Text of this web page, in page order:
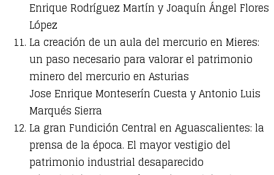
Enrique Rodríguez Martín y Joaquín Ángel Flores
López
La creación de un aula del mercurio en Mieres:
un paso necesario para valorar el patrimonio
minero del mercurio en Asturias
Jose Enrique Monteserín Cuesta y Antonio Luis
Marqués Sierra
La gran Fundición Central en Aguascalientes: la
prensa de la época. El mayor vestigio del
patrimonio industrial desaparecido